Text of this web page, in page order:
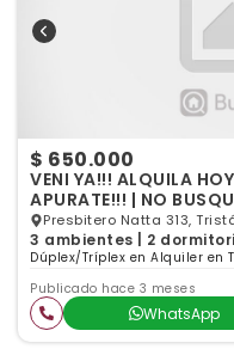
$ 650.000
VENI YA!!! ALQUILA HOY!!! | DUPLEX 2
APURATE!!! | NO
Presbitero Natta 313,
3 ambientes | 2
Dúplex/Tríplex en Alquiler en
Publicado hace 3 meses
WhatsApp